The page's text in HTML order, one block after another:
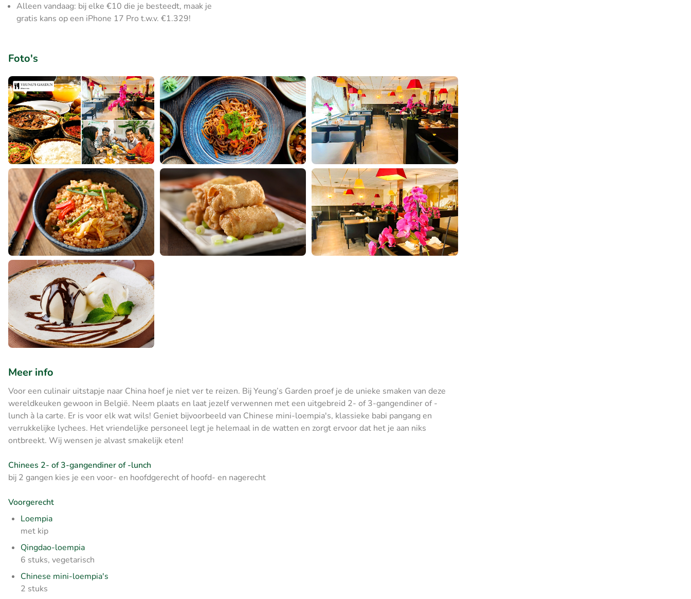
Alleen vandaag: bij elke €10 die je besteedt, maak je
gratis kans op een iPhone 17 Pro t.w.v. €1.329!
Foto's
Meer info
Voor een culinair uitstapje naar China hoef je niet ver te reizen. Bij Yeung’s Garden proef je de unieke smaken van deze
wereldkeuken gewoon in België. Neem plaats en laat jezelf verwennen met een uitgebreid 2- of 3-gangendiner of -
lunch à la carte. Er is voor elk wat wils! Geniet bijvoorbeeld van Chinese mini-loempia's, klassieke babi pangang en
verrukkelijke lychees. Het vriendelijke personeel legt je helemaal in de watten en zorgt ervoor dat het je aan niks
ontbreekt. Wij wensen je alvast smakelijk eten!
Chinees 2- of 3-gangendiner of -lunch
bij 2 gangen kies je een voor- en hoofdgerecht of hoofd- en nagerecht
Voorgerecht
Loempia
met kip
Qingdao-loempia
6 stuks, vegetarisch
Chinese mini-loempia's
2 stuks